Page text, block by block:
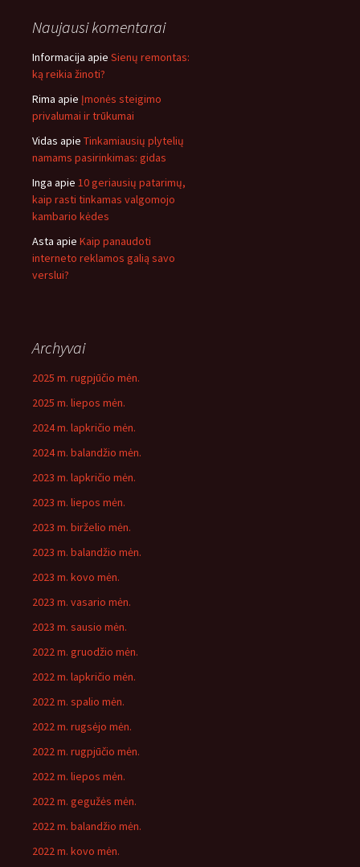
Naujausi komentarai
Informacija apie Sienų remontas:
ką reikia žinoti?
Rima apie Įmonės steigimo
privalumai ir trūkumai
Vidas apie Tinkamiausių plytelių
namams pasirinkimas: gidas
Inga apie 10 geriausių patarimų,
kaip rasti tinkamas valgomojo
kambario kėdes
Asta apie Kaip panaudoti
interneto reklamos galią savo
verslui?
Archyvai
2025 m. rugpjūčio mėn.
2025 m. liepos mėn.
2024 m. lapkričio mėn.
2024 m. balandžio mėn.
2023 m. lapkričio mėn.
2023 m. liepos mėn.
2023 m. birželio mėn.
2023 m. balandžio mėn.
2023 m. kovo mėn.
2023 m. vasario mėn.
2023 m. sausio mėn.
2022 m. gruodžio mėn.
2022 m. lapkričio mėn.
2022 m. spalio mėn.
2022 m. rugsėjo mėn.
2022 m. rugpjūčio mėn.
2022 m. liepos mėn.
2022 m. gegužės mėn.
2022 m. balandžio mėn.
2022 m. kovo mėn.